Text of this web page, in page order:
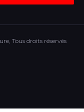
Tous droits réservés